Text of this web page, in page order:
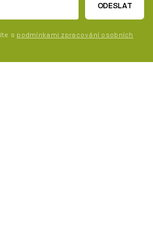
ODESLAT
s podmínkami zpracování osobních